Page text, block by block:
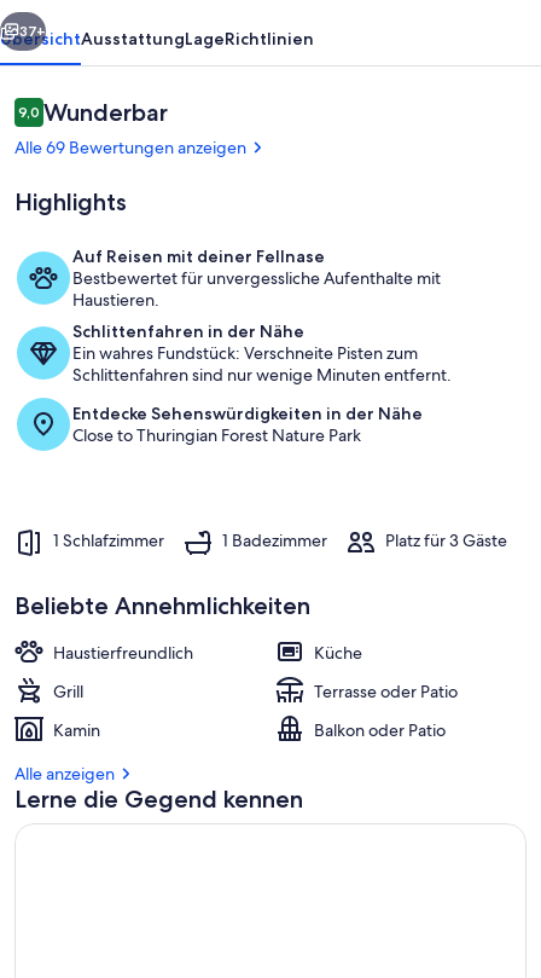
in
idyllischer
Umgebung
Weiter
37+
ÜbersichtAusstattungLageRichtlinien
Bewertungen
9,09,0 von 10.
Wunderbar
Alle 69 Bewertungen anzeigen
Highlights
Auf Reisen mit deiner Fellnase
Bestbewertet für unvergessliche Aufenthalte mit
Haustieren.
Schlittenfahren in der Nähe
Ein wahres Fundstück: Verschneite Pisten zum
Schlittenfahren sind nur wenige Minuten entfernt.
Entdecke Sehenswürdigkeiten in der Nähe
Close to Thuringian Forest Nature Park
1 Schlafzimmer 1 Badezimmer Platz für 3 Gäste
Beliebte Annehmlichkeiten
Haustierfreundlich
Küche
Grill
Terrasse oder Patio
Kamin
Balkon oder Patio
Alle anzeigen
Lerne die Gegend kennen